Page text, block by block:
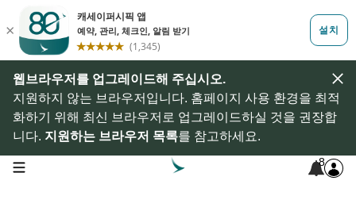
웹브라우저를 업그레이드해 주십시오.
지원하지 않는 브라우저입니다. 홈페이지 사용 환경을 최적
화하기 위해 최신 브라우저로 업그레이드하실 것을 권장합
니다. 지원하는 브라우저 목록를 참고하세요.
open navigation menu 8